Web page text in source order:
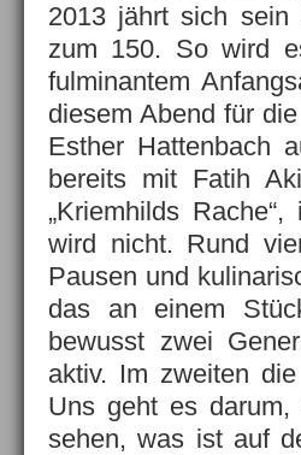
2013 jährt sich sein
zum 150. So wird
fulminantem
diesem Abend für
Esther Hattenbach
bereits mit Fatih
„Kriemhilds
wird nicht. Rund
Pausen und
das an einem
bewusst zwei
aktiv. Im zweiten
Uns geht es
sehen, was ist auf